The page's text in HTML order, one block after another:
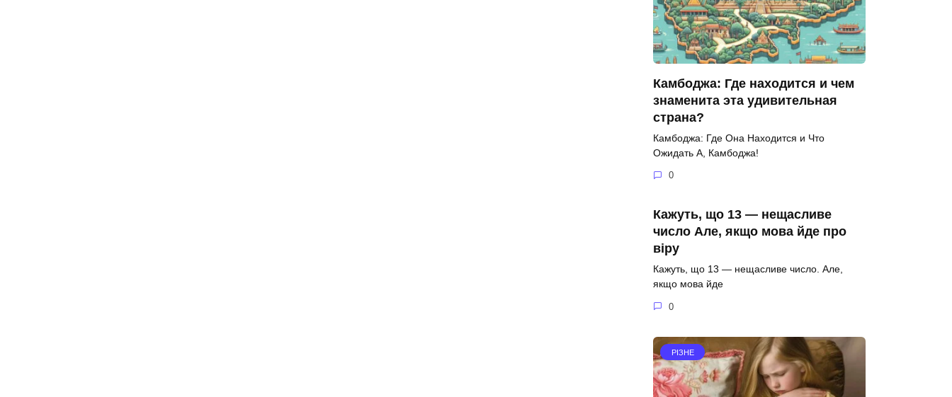
Камбоджа: Где находится и чем
знаменита эта удивительная
страна?
Камбоджа: Где Она Находится и Что
Ожидать А, Камбоджа!
0
Кажуть, що 13 — нещасливе
число Але, якщо мова йде про
віру
Кажуть, що 13 — нещасливе число. Але,
якщо мова йде
0
РІЗНЕ